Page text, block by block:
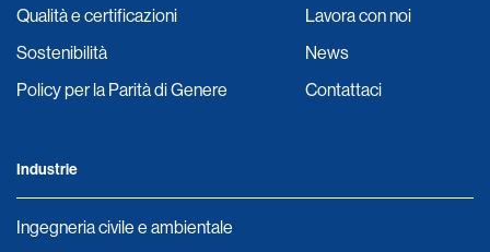
Qualità e certificazioni
Sostenibilità
Policy per la Parità di Genere
Lavora con noi
News
Contattaci
Industrie
Ingegneria civile e ambientale